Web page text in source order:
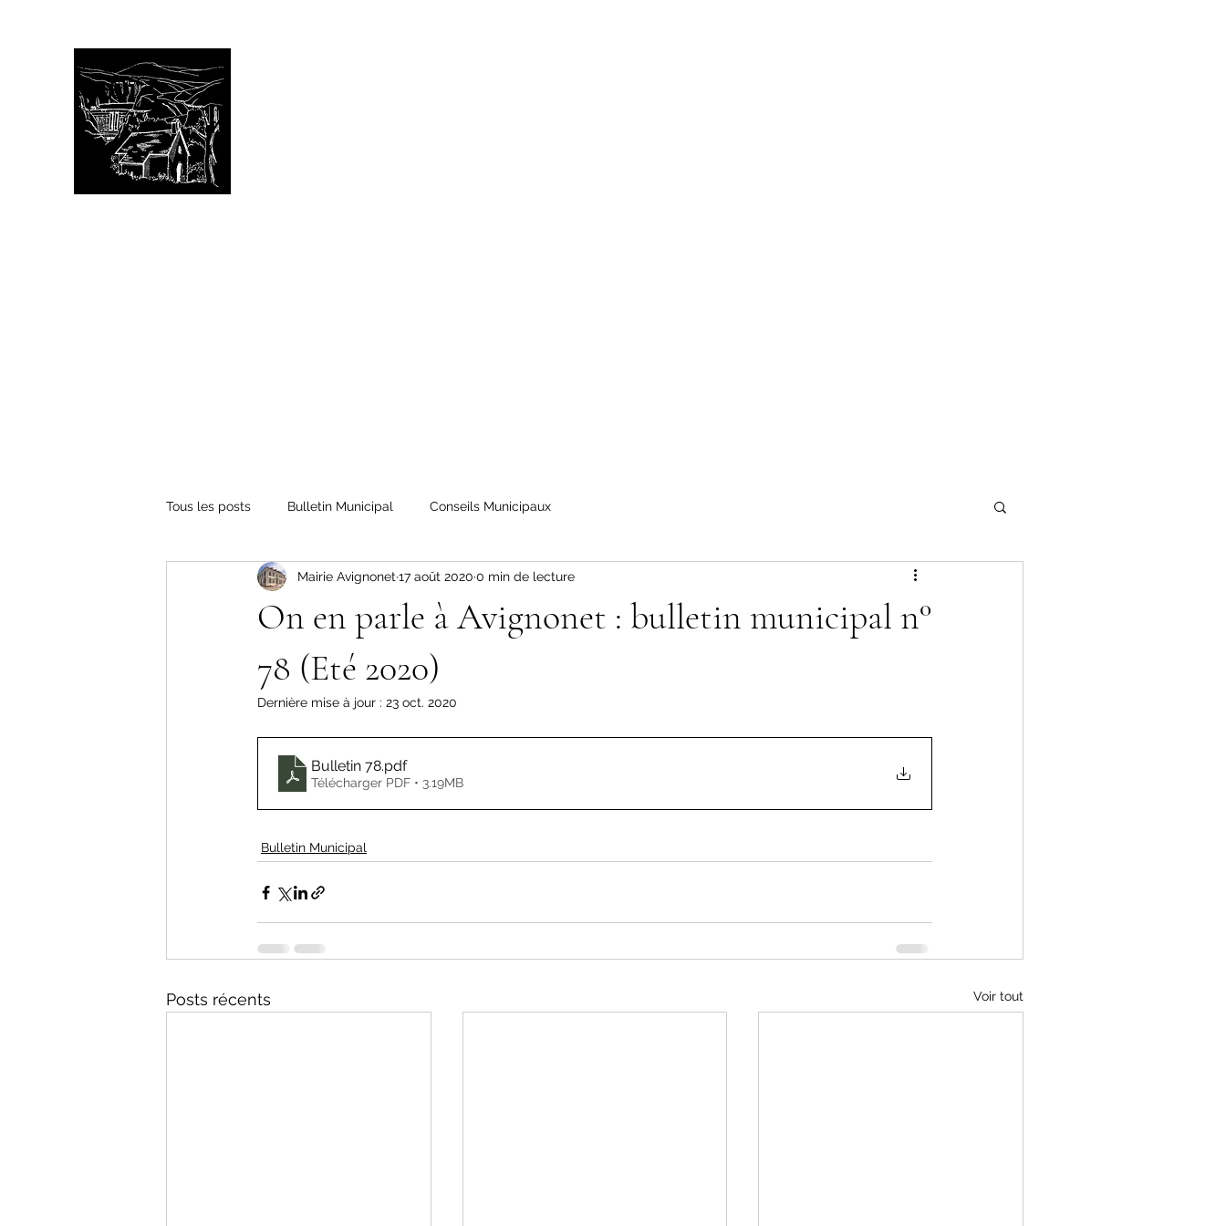
Tous les posts Bulletin Municipal Conseils Municipaux
On en parle à Avignonet : bulletin municipal n°
78 (Eté 2020)
Mairie Avignonet 17 août 2020 0 min de lecture
Dernière mise à jour : 23 oct. 2020
Bulletin 78.pdf
Télécharger PDF • 3.19MB
Bulletin Municipal
Posts récents Voir tout